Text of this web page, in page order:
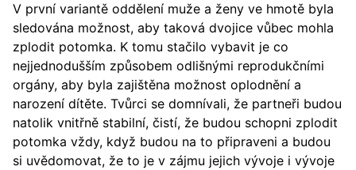
V první variantě oddělení muže a ženy ve hmotě byla
sledována možnost, aby taková dvojice vůbec mohla
zplodit potomka. K tomu stačilo vybavit je co
nejjednodušším způsobem odlišnými reprodukčními
orgány, aby byla zajištěna možnost oplodnění a
narození dítěte. Tvůrci se domnívali, že partneři budou
natolik vnitřně stabilní, čistí, že budou schopni zplodit
potomka vždy, když budou na to připraveni a budou
si uvědomovat, že to je v zájmu jejich vývoje i vývoje